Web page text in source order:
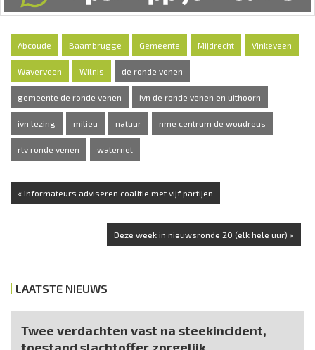
Abcoude Baambrugge Gemeente Mijdrecht Vinkeveen
Waverveen Wilnis de ronde venen
gemeente de ronde venen ivn de ronde venen en uithoorn
ivn lezing milieu natuur nme centrum de woudreus
rtv ronde venen waternet
« Informateurs adviseren coalitie met vijf partijen
Deze week in nieuwsronde 20 (elk hele uur) »
LAATSTE NIEUWS
Twee verdachten vast na steekincident,